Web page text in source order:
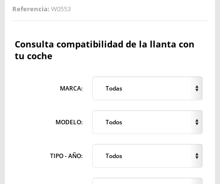
Referencia: W0553
Consulta compatibilidad de la llanta con
tu coche
MARCA: Todas
MODELO: Todos
TIPO - AÑO: Todos